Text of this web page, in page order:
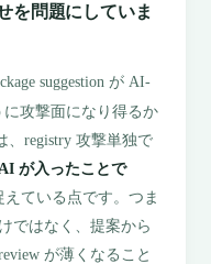
を問題にしていま
suggestion が AI-
に攻撃面になり得るか
、registry 攻撃単独で
が入ったことで
えている点です。つま
ではなく、提案から
が薄くなること